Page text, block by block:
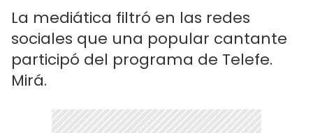
La mediática filtró en las redes
sociales que una popular cantante
participó del programa de Telefe.
Mirá.